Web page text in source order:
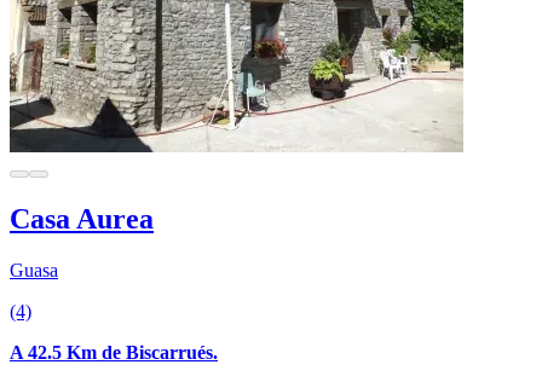
Casa Aurea
Guasa
(4)
A 42.5 Km de Biscarrués.